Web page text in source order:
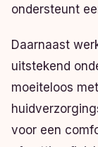
ondersteunt
Daarnaast
uitstekend
moeiteloos
voor een